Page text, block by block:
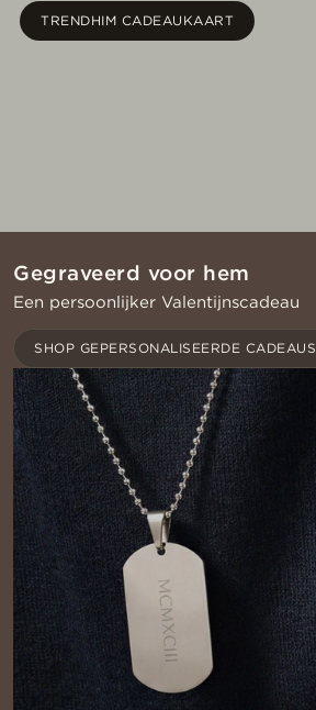
TRENDHIM CADEAUKAART
Gegraveerd voor hem
Een persoonlijker Valentijnscadeau
SHOP GEPERSONALISEERDE CADEAUS